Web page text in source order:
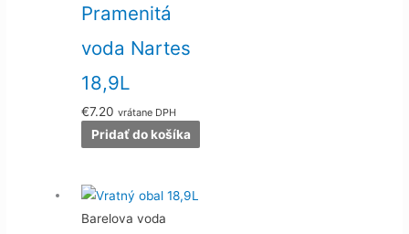
Pramenitá
voda Nartes
18,9L
€7.20 vrátane DPH
Pridať do košíka
Barelova voda